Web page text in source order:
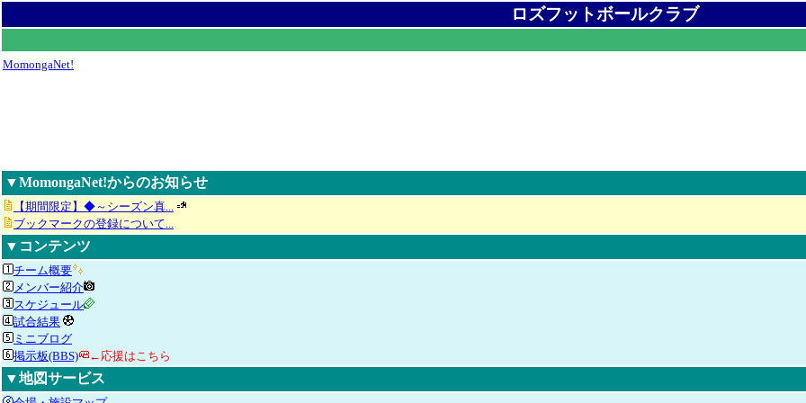
ロズフットボールクラブ
MomongaNet!
▼MomongaNet!からのお知らせ
【期間限定】◆～シーズン真...
ブックマークの登録について...
▼コンテンツ
チーム概要
メンバー紹介
スケジュール
試合結果
ミニブログ
掲示板(BBS)
←応援はこちら
▼地図サービス